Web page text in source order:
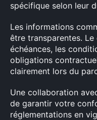
spécifique selon leur
Les informations
être transparentes.
échéances, les
obligations
clairement lors du
Une collaboration
de garantir votre
réglementations en